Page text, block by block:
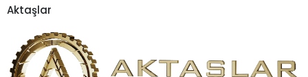
Aktaşlar